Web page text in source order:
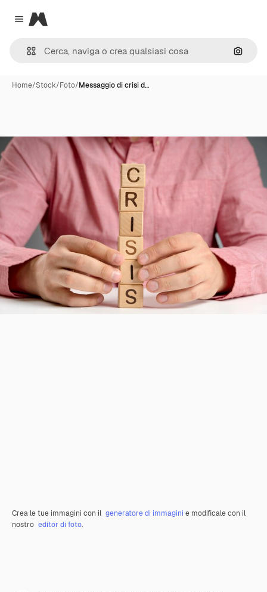
Close menu
Magnific
Cerca
Home/Stock/Foto/Messaggio di crisi d…
Crea le tue immagini con il generatore di immagini e modificale con il
nostro editor di foto.